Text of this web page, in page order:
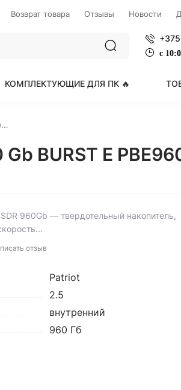
Возврат товара Отзывы Новости
с 1
КОМПЛЕКТУЮЩИЕ ДЛЯ ПК 🔥
Твердотельный накопитель Patriot 960 Gb BURST E PBE960GS25SSDR
BURST E
960Gb — твердотельный накопитель,
отзыв
Patriot
2.5
внутренний
960 Гб